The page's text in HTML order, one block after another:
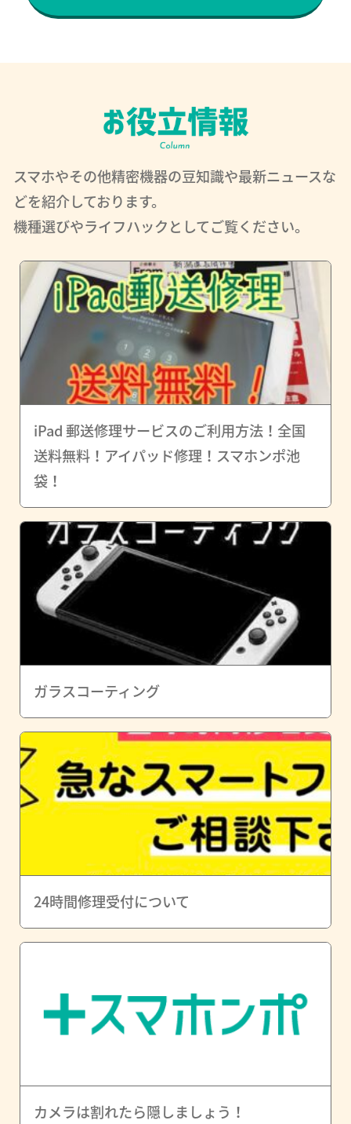
スマホやその他精密機器の豆知識や最新ニュースな
どを紹介しております。
機種選びやライフハックとしてご覧ください。
iPad 郵送修理サービスのご利用方法！全国
送料無料！アイパッド修理！スマホンポ池
袋！
ガラスコーティング
24時間修理受付について
カメラは割れたら隠しましょう！